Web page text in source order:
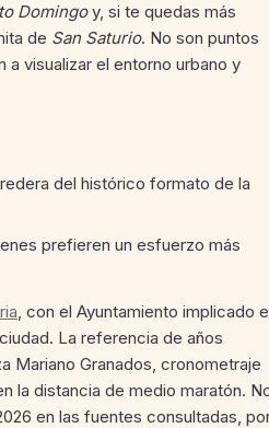
Domingoy, si te quedas más
de San Saturio. No son puntos
visualizar el entorno urbano y
del histórico formato de la
prefieren un esfuerzo más
, con el Ayuntamiento implicado
La referencia de años
Mariano Granados, cronometraje
la distancia de medio maratón.
en las fuentes consultadas,